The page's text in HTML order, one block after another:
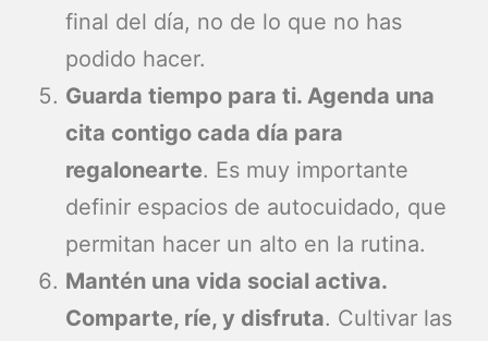
final del día, no de lo que no has
podido hacer.
Guarda tiempo para ti. Agenda una
cita contigo cada día para
regalonearte. Es muy importante
definir espacios de autocuidado, que
permitan hacer un alto en la rutina.
Mantén una vida social activa.
Comparte, ríe, y disfruta. Cultivar las